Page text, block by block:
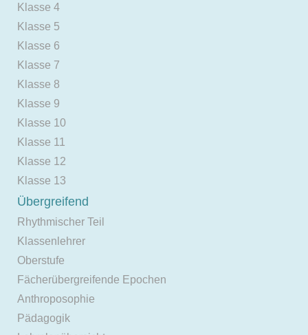
Klasse 4
Klasse 5
Klasse 6
Klasse 7
Klasse 8
Klasse 9
Klasse 10
Klasse 11
Klasse 12
Klasse 13
Übergreifend
Rhythmischer Teil
Klassenlehrer
Oberstufe
Fächerübergreifende Epochen
Anthroposophie
Pädagogik